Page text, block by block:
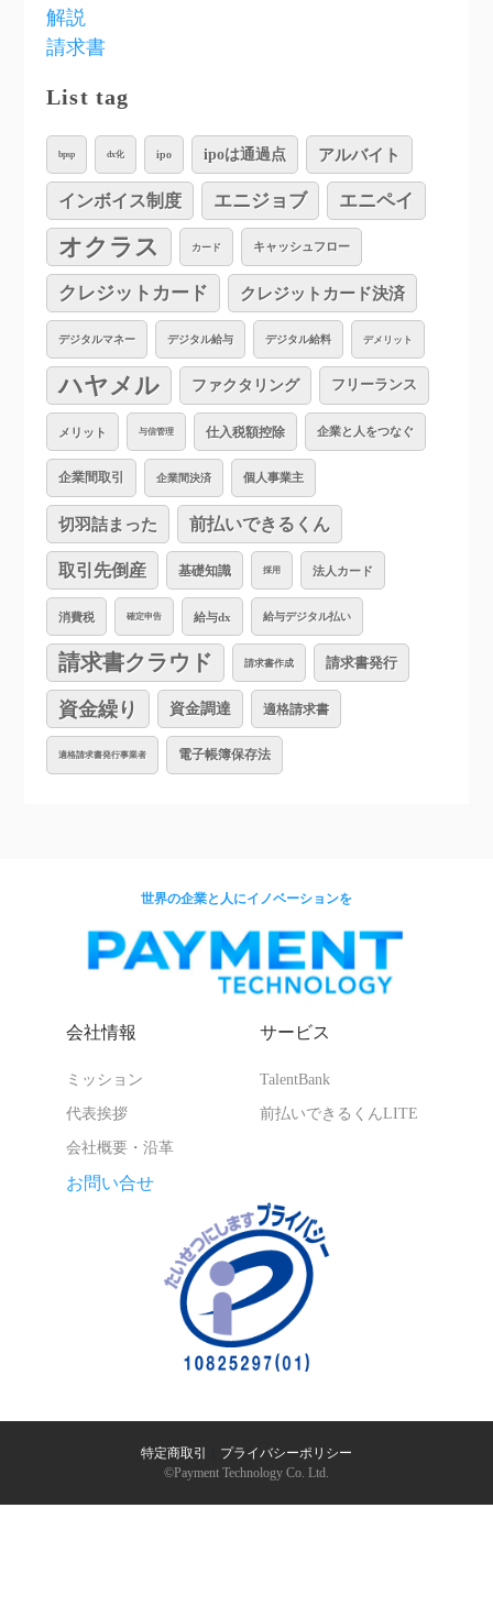
解説
請求書
List tag
bpsp dx化 ipo ipoは通過点 アルバイト
インボイス制度 エニジョブ エニペイ
オクラス カード キャッシュフロー
クレジットカード クレジットカード決済
デジタルマネー デジタル給与 デジタル給料 デメリット
ハヤメル ファクタリング フリーランス
メリット 与信管理 仕入税額控除 企業と人をつなぐ
企業間取引 企業間決済 個人事業主
切羽詰まった 前払いできるくん
取引先倒産 基礎知識 採用 法人カード
消費税 確定申告 給与dx 給与デジタル払い
請求書クラウド 請求書作成 請求書発行
資金繰り 資金調達 適格請求書
適格請求書発行事業者 電子帳簿保存法
世界の企業と人にイノベーションを
会社情報
ミッション
代表挨拶
会社概要・沿革
サービス
TalentBank
前払いできるくんLITE
お問い合せ
特定商取引
プライバシーポリシー
©︎Payment Technology Co. Ltd.